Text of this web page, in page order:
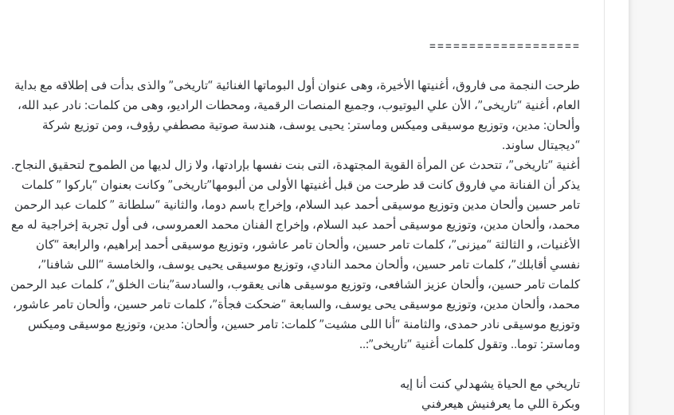
===================
طرحت النجمة مى فاروق، أغنيتها الأخيرة، وهى عنوان أول البوماتها الغنائية “تاريخى” والذى بدأت فى إطلاقه مع بداية
العام، أغنية “تاريخى”، الأن علي اليوتيوب، وجميع المنصات الرقمية، ومحطات الراديو، وهى من كلمات: نادر عبد الله،
وألحان: مدين، وتوزيع موسيقى وميكس وماستر: يحيى يوسف، هندسة صوتية مصطفي رؤوف، ومن توزيع شركة
“ديجيتال ساوند.
أغنية “تاريخى”، تتحدث عن المرأة القوية المجتهدة، التى بنت نفسها بإرادتها، ولا زال لديها من الطموح لتحقيق النجاح.
يذكر أن الفنانة مي فاروق كانت قد طرحت من قبل أغنيتها الأولى من ألبومها”تاريخى” وكانت بعنوان “باركوا ” كلمات
تامر حسين وألحان مدين وتوزيع موسيقى أحمد عبد السلام، وإخراج باسم دوما، والثانية “سلطانة ” كلمات عبد الرحمن
محمد، وألحان مدين، وتوزيع موسيقى أحمد عبد السلام، وإخراج الفنان محمد العمروسى، فى أول تجربة إخراجية له مع
الأغنيات، و الثالثة “ميزنى”، كلمات تامر حسين، وألحان تامر عاشور، وتوزيع موسيقى أحمد إبراهيم، والرابعة “كان
نفسي أقابلك”، كلمات تامر حسين، وألحان محمد النادي، وتوزيع موسيقى يحيى يوسف، والخامسة “اللى شافنا”،
كلمات تامر حسين، وألحان عزيز الشافعى، وتوزيع موسيقى هانى يعقوب، والسادسة”بنات الخلق”، كلمات عبد الرحمن
محمد، وألحان مدين، وتوزيع موسيقى يحى يوسف، والسابعة “ضحكت فجأة”، كلمات تامر حسين، وألحان تامر عاشور،
وتوزيع موسيقى نادر حمدى، والثامنة “أنا اللى مشيت” كلمات: تامر حسين، وألحان: مدين، وتوزيع موسيقى وميكس
وماستر: توما.. وتقول كلمات أغنية “تاريخى”:..
تاريخي مع الحياة يشهدلي كنت أنا إيه
وبكرة اللي ما يعرفنيش هيعرفني